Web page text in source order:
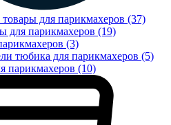
для парикмахеров (37)
для парикмахеров (19)
(3)
тюбика для парикмахеров (5)
парикмахеров (10)